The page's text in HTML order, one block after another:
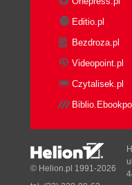
Editio.pl
Bezdroza.pl
Videopoint.pl
Czytalisek.pl
© Helion.pl 1991-2026